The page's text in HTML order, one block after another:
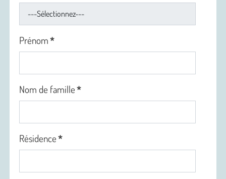
Prénom*
Nom de famille*
Résidence*